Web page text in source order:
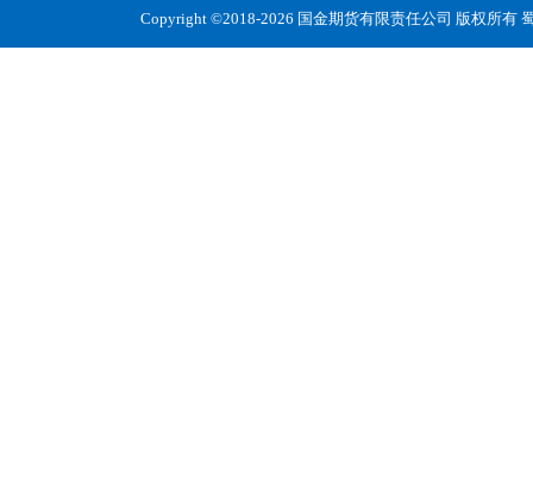
Copyright ©2018-2026 国金期货有限责任公司 版权所有